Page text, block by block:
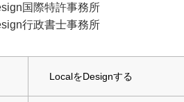
国際特許事務所
行政書士事務所
LocalをDesignする